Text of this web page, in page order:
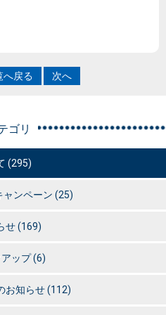
へ戻る 次へ
ゴリ
(295)
ャンペーン (25)
せ(169)
ップ(6)
お知らせ(112)